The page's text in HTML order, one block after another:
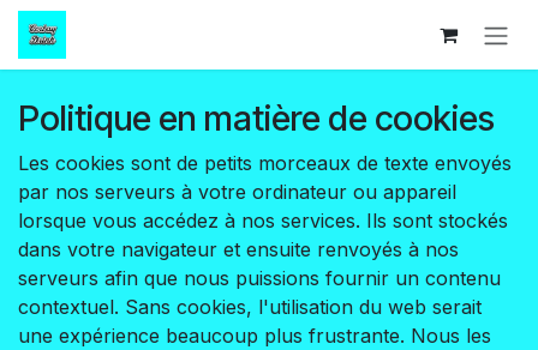
Se rendre au contenu
Politique en matière de cookies
Les cookies sont de petits morceaux de texte envoyés
par nos serveurs à votre ordinateur ou appareil
lorsque vous accédez à nos services. Ils sont stockés
dans votre navigateur et ensuite renvoyés à nos
serveurs afin que nous puissions fournir un contenu
contextuel. Sans cookies, l'utilisation du web serait
une expérience beaucoup plus frustrante. Nous les